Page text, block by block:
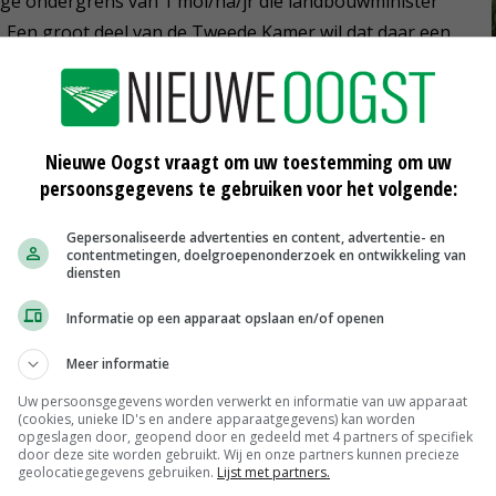
groot deel van de Tweede Kamer wil dat daar een
standpunt van BBB hierin is dat de Lbv-
gaan opleveren. ‘Dat zorgt er al voor dat
zegt Van der Plas.
zekerheid zijn belangrijke pijlers onder de
noemt Van der Plas de koers van haar partij.
de vier zetels, een verlies van drie zetels. Van der
zal inslaan. ‘Ik denk dat deze verkiezingen heel
de Provinciale Statenverkiezingen weer terug komt.
kabinet. Dat werd gezien en gewaardeerd door de
mee, maar juist als het moeilijk wordt gaan wij door.
Nieuwe Oogst vraagt om uw toestemming om uw
persoonsgegevens te gebruiken voor het volgende:
Gepersonaliseerde advertenties en content, advertentie- en
contentmetingen, doelgroepenonderzoek en ontwikkeling van
diensten
Informatie op een apparaat opslaan en/of openen
Meer informatie
Uw persoonsgegevens worden verwerkt en informatie van uw apparaat
(cookies, unieke ID's en andere apparaatgegevens) kan worden
opgeslagen door, geopend door en gedeeld met 4 partners of specifiek
door deze site worden gebruikt. Wij en onze partners kunnen precieze
geolocatiegegevens gebruiken. Lijst met partners.